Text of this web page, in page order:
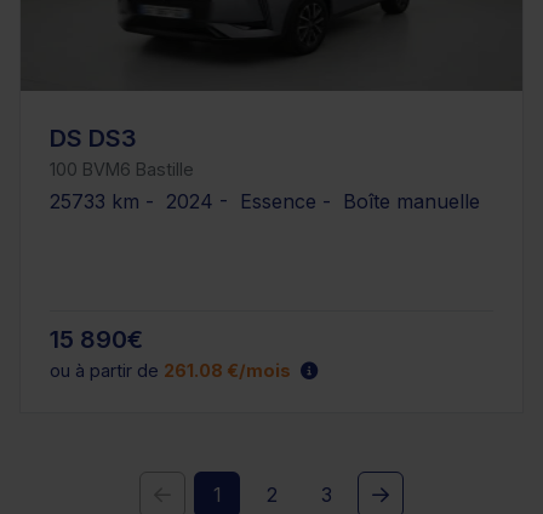
DS DS3
100 BVM6 Bastille
25733 km - 2024 - Essence - Boîte manuelle
15 890€
ou à partir de 261.08 €/mois
1 2 3